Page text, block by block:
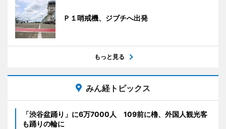
Ｐ１哨戒機、ジブチへ出発
もっと見る
みん経トピックス
「渋谷盆踊り」に6万7000人 109前に櫓、外国人観光客
も踊りの輪に